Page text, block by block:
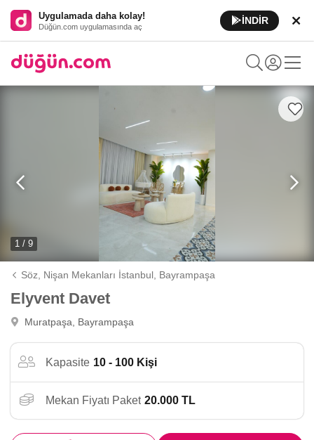
Uygulamada daha kolay!
Düğün.com uygulamasında aç
İNDİR
1 / 9
Söz, Nişan Mekanları İstanbul, Bayrampaşa
Elyvent Davet
Muratpaşa, Bayrampaşa
Kapasite 10 - 100 Kişi
Mekan Fiyatı Paket 20.000 TL